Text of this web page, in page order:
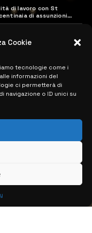
Cookie
tecnologie come i
informazioni del
ci permetterà di
navigazione o ID unici su
di lavoro con St
di assunzioni